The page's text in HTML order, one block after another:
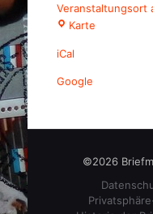
Veranstaltungsort
KarteHotel
iCal
Google
©2026